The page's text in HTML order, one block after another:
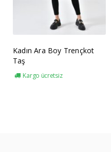
Kadın Ara Boy Trençkot
Taş
Kargo ücretsiz